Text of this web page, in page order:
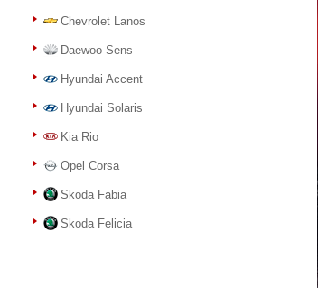
Chevrolet Lanos
Daewoo Sens
Hyundai Accent
Hyundai Solaris
Kia Rio
Opel Corsa
Skoda Fabia
Skoda Felicia